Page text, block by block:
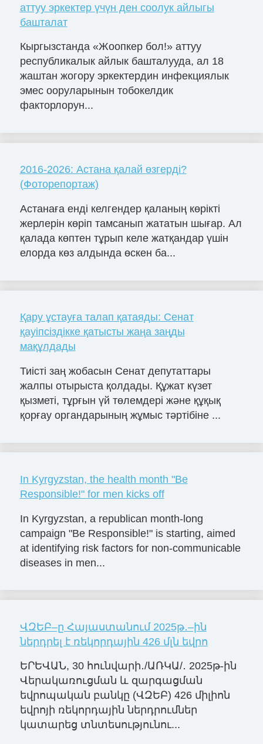
аттуу эркектер үчүн ден соолук айлыгы
башталат
Кыргызстанда «Жоопкер бол!» аттуу
республикалык айлык башталууда, ал 18
жаштан жогору эркектердин инфекциялык
эмес ооруларынын тобокелдик
факторлорун...
2016-2026: Астана қалай өзгерді?
(Фоторепортаж)
Астанаға енді келгендер қаланың көрікті
жерлерін көріп тамсанып жататын шығар. Ал
қалада көптен тұрып келе жатқандар үшін
елорда көз алдында өскен ба...
Қару ұстауға талап қатаяды: Сенат
қауіпсіздікке қатысты жаңа заңды
мақұлдады
Тиісті заң жобасын Сенат депутаттары
жалпы отырыста қолдады. Құжат күзет
қызметі, тұрғын үй төлемдері және құқық
қорғау органдарының жұмыс тәртібіне ...
In Kyrgyzstan, the health month "Be
Responsible!" for men kicks off
In Kyrgyzstan, a republican month-long
campaign "Be Responsible!" is starting, aimed
at identifying risk factors for non-communicable
diseases in men...
ՎԶԵԲ–ը Հայաստանում 2025թ․–ին
ներդրել է ռեկորդային 426 մլն եվրո
ԵՐԵՎԱՆ, 30 հունվարի․/ԱՌԿԱ/․ 2025թ-ին
Վերակառուցման և զարգացման
եվրոպական բանկը (ՎԶԵԲ) 426 միլիոն
եվրոյի ռեկորդային ներդրումներ
կատարեց տնտեսությունու...